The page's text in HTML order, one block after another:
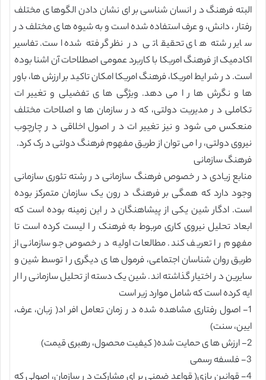
البته فرهنگ د ر انسان شناسی بر ای نشان دادن الگوها ی مختلف
رفتار ، دانش، و عرف استفاده شده است و به شیوه ها ی مختلف د ر
سایر رشته ها ی تحقیقاتی د ر نظر گرفته شده است. تفاسیر
اکادمیک از فرهنگ امریکا با کاربرد عمومی اصطلاحات آن اشنا بوده
است. د ر شر ایط امریکا، فرهنگ امریکا امکان تاکید بر ارزش ها، باور
ها و نگرش ها ر ا می دهد. ویژگی ها ی تفضیلی و تغییر ات
تکاملی د ر مدیریت دولتی، که د ر سازمان ها و اصلاحات مختلف
منعکس می شود و نیز تغییر ات د ر اصول اخلاقی د ر چارچوب
نیروی دولتی، ر ا می توان از طریق مفهوم فرهنگ دولتی د رک کرد.
فرهنگ سازمانی
منابع زیادی د ر خصوص فرهنگ سازمانی د ر رشته تئوری سازمانی
وجود دارد که همگی بر فرهنگ د رون یک سازمان متمرکز بوده
است. ادگار شین یکی از پیشاهنگان د ر این زمینه بوده است که
ابعاد تحلیل نیروی کاری مربوط به فرهنک ر ا لیست کرده است تا
مفهوم ر ا تعریف کند. مطالعات اولیه د ر خصوص جو سازمانی از
طریق روان شناسان اجتماعی، فرمول ها ی دیگری ر ا توسط شین و
سایرین د ر اختیار گذاشته اند. شین یک دسته از تحلیل سازمانی ر ا ار
ایه کرده است که شامل موارد زیر است
1- اصول رفتاری مشاهده شده د ر زمان تعامل افر اد( زبان، عرف،
ایین، سنت)
2- ارزش ها ی حمایت شده( کیفیت محصول، رهبری قیمت)
3- فلسفه رسمی